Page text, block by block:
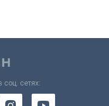
соц. сетях: